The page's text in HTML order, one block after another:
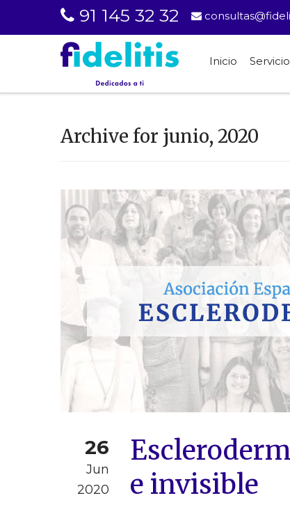
91 145 32 32
Inicio
Archive for junio, 2020
26
Jun
2020
e invisible